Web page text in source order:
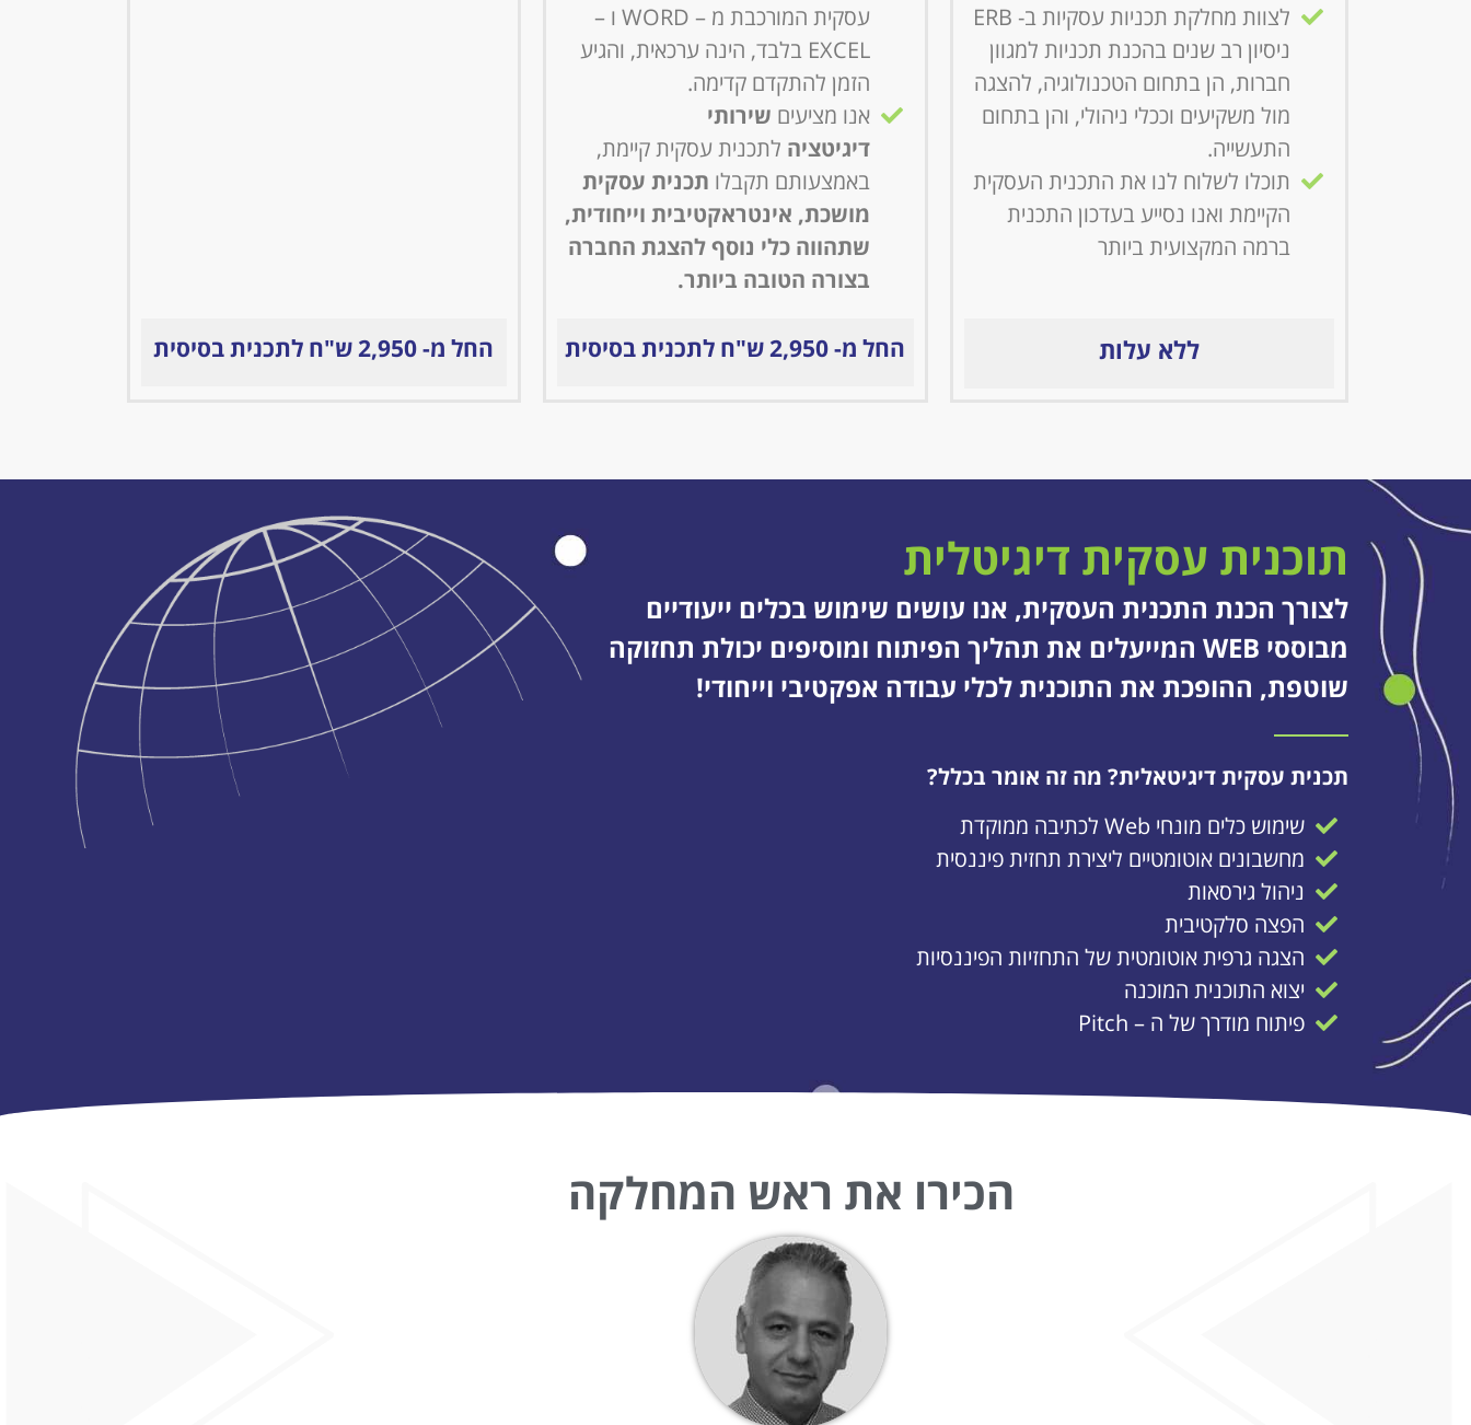
לצוות מחלקת תכניות עסקיות ב- ERB
ניסיון רב שנים בהכנת תכניות למגוון
חברות, הן בתחום הטכנולוגיה, להצגה
מול משקיעים וככלי ניהולי, והן בתחום
התעשייה.
תוכלו לשלוח לנו את התכנית העסקית
הקיימת ואנו נסייע בעדכון התכנית
ברמה המקצועית ביותר
ללא עלות
עסקית המורכבת מ – WORD ו –
EXCEL בלבד, הינה ערכאית, והגיע
הזמן להתקדם קדימה.
אנו מציעים שירותי
דיגיטציה לתכנית עסקית קיימת,
באמצעותם תקבלו תכנית עסקית
מושכת, אינטראקטיבית וייחודית,
שתהווה כלי נוסף להצגת החברה
בצורה הטובה ביותר.
החל מ- 2,950 ש"ח לתכנית בסיסית החל מ- 2,950 ש"ח לתכנית בסיסית
תוכנית עסקית דיגיטלית
לצורך הכנת התכנית העסקית, אנו עושים שימוש בכלים ייעודיים
מבוססי WEB המייעלים את תהליך הפיתוח ומוסיפים יכולת תחזוקה
שוטפת, ההופכת את התוכנית לכלי עבודה אפקטיבי וייחודי!
תכנית עסקית דיגיטאלית? מה זה אומר בכלל?
שימוש כלים מונחי Web לכתיבה ממוקדת
מחשבונים אוטומטיים ליצירת תחזית פיננסית
ניהול גירסאות
הפצה סלקטיבית
הצגה גרפית אוטומטית של התחזיות הפיננסיות
יצוא התוכנית המוכנה
פיתוח מודרך של ה – Pitch
הכירו את ראש המחלקה